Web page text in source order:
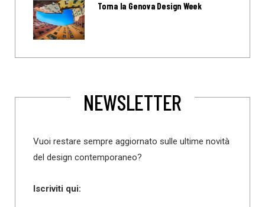
Torna la Genova Design Week
NEWSLETTER
Vuoi restare sempre aggiornato sulle ultime novità
del design contemporaneo?
Iscriviti qui: